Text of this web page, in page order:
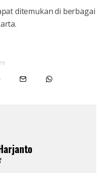
ditemukan di berbagai